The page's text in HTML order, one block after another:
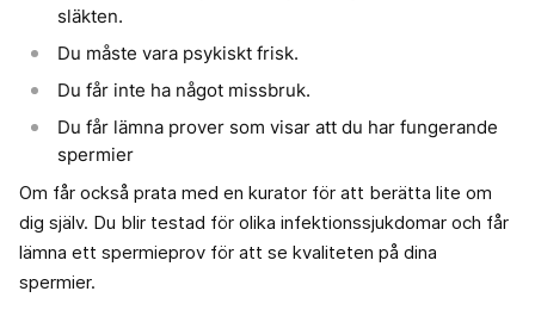
släkten.
Du måste vara psykiskt frisk.
Du får inte ha något missbruk.
Du får lämna prover som visar att du har fungerande
spermier
Om får också prata med en kurator för att berätta lite om
dig själv. Du blir testad för olika infektionssjukdomar och får
lämna ett spermieprov för att se kvaliteten på dina
spermier.